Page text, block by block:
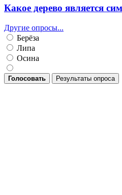
Какое дерево является
Другие опросы...
Берёза
Липа
Осина
Голосовать Результаты опроса